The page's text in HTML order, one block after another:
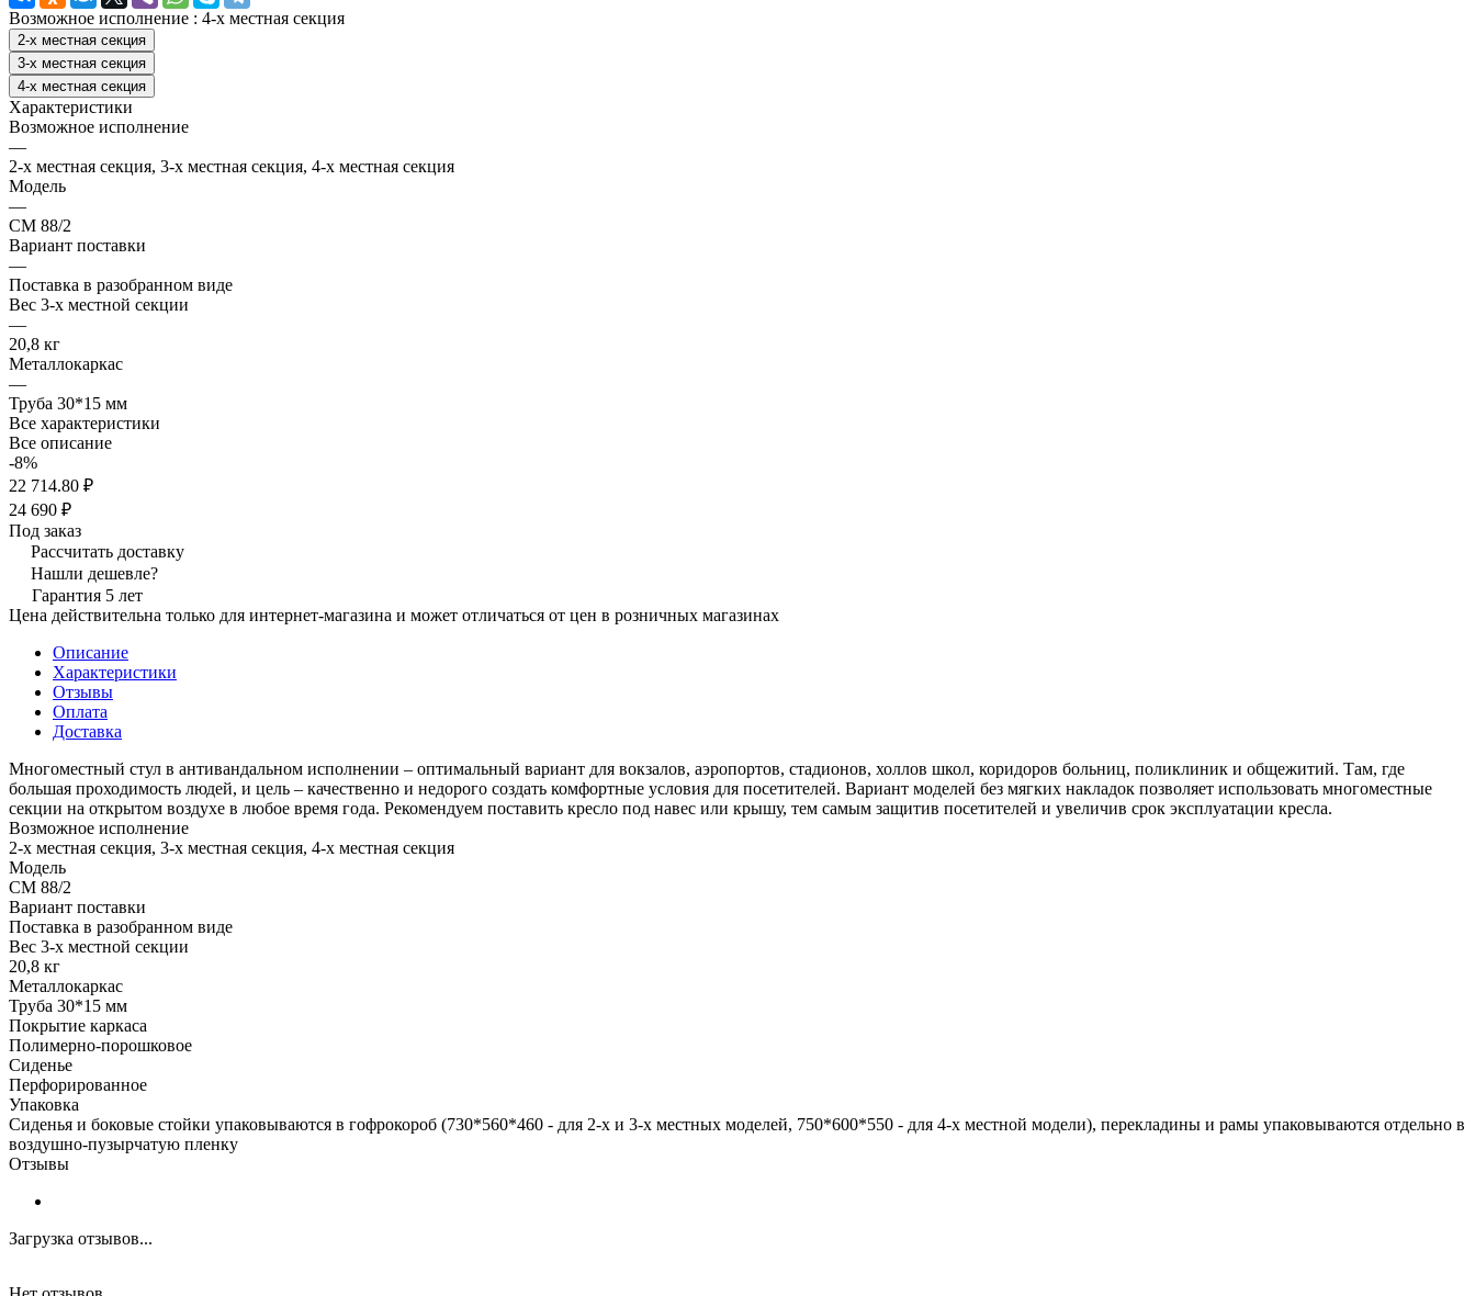
Возможное исполнение : 4-х местная секция
2-х местная секция
3-х местная секция
4-х местная секция
Характеристики
Возможное исполнение
—
2-х местная секция, 3-х местная секция, 4-х местная секция
Модель
—
СМ 88/2
Вариант поставки
—
Поставка в разобранном виде
Вес 3-х местной секции
—
20,8 кг
Металлокаркас
—
Труба 30*15 мм
Все характеристики
Все описание
-8%
22 714.80 ₽
24 690 ₽
Под заказ
Рассчитать доставку
Нашли дешевле?
Гарантия 5 лет
Цена действительна только для интернет-магазина и может отличаться от цен в розничных магазинах
Описание
Характеристики
Отзывы
Оплата
Доставка
Многоместный стул в антивандальном исполнении – оптимальный вариант для вокзалов, аэропортов, стадионов, холлов школ, коридоров больниц, поликлиник и общежитий. Там, где
большая проходимость людей, и цель – качественно и недорого создать комфортные условия для посетителей. Вариант моделей без мягких накладок позволяет использовать многоместные
секции на открытом воздухе в любое время года. Рекомендуем поставить кресло под навес или крышу, тем самым защитив посетителей и увеличив срок эксплуатации кресла.
Возможное исполнение
2-х местная секция, 3-х местная секция, 4-х местная секция
Модель
СМ 88/2
Вариант поставки
Поставка в разобранном виде
Вес 3-х местной секции
20,8 кг
Металлокаркас
Труба 30*15 мм
Покрытие каркаса
Полимерно-порошковое
Сиденье
Перфорированное
Упаковка
Сиденья и боковые стойки упаковываются в гофрокороб (730*560*460 - для 2-х и 3-х местных моделей, 750*600*550 - для 4-х местной модели), перекладины и рамы упаковываются отдельно в
воздушно-пузырчатую пленку
Отзывы
Загрузка отзывов...